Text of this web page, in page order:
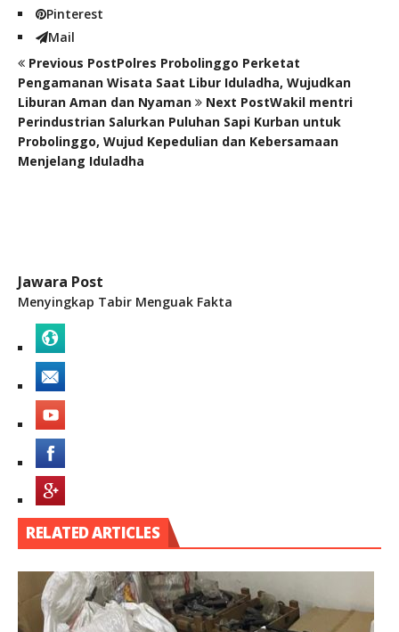
Pinterest
Mail
Previous PostPolres Probolinggo Perketat
Pengamanan Wisata Saat Libur Iduladha, Wujudkan
Liburan Aman dan Nyaman
Next PostWakil mentri
Perindustrian Salurkan Puluhan Sapi Kurban untuk
Probolinggo, Wujud Kepedulian dan Kebersamaan
Menjelang Iduladha
Jawara Post
Menyingkap Tabir Menguak Fakta
RELATED ARTICLES